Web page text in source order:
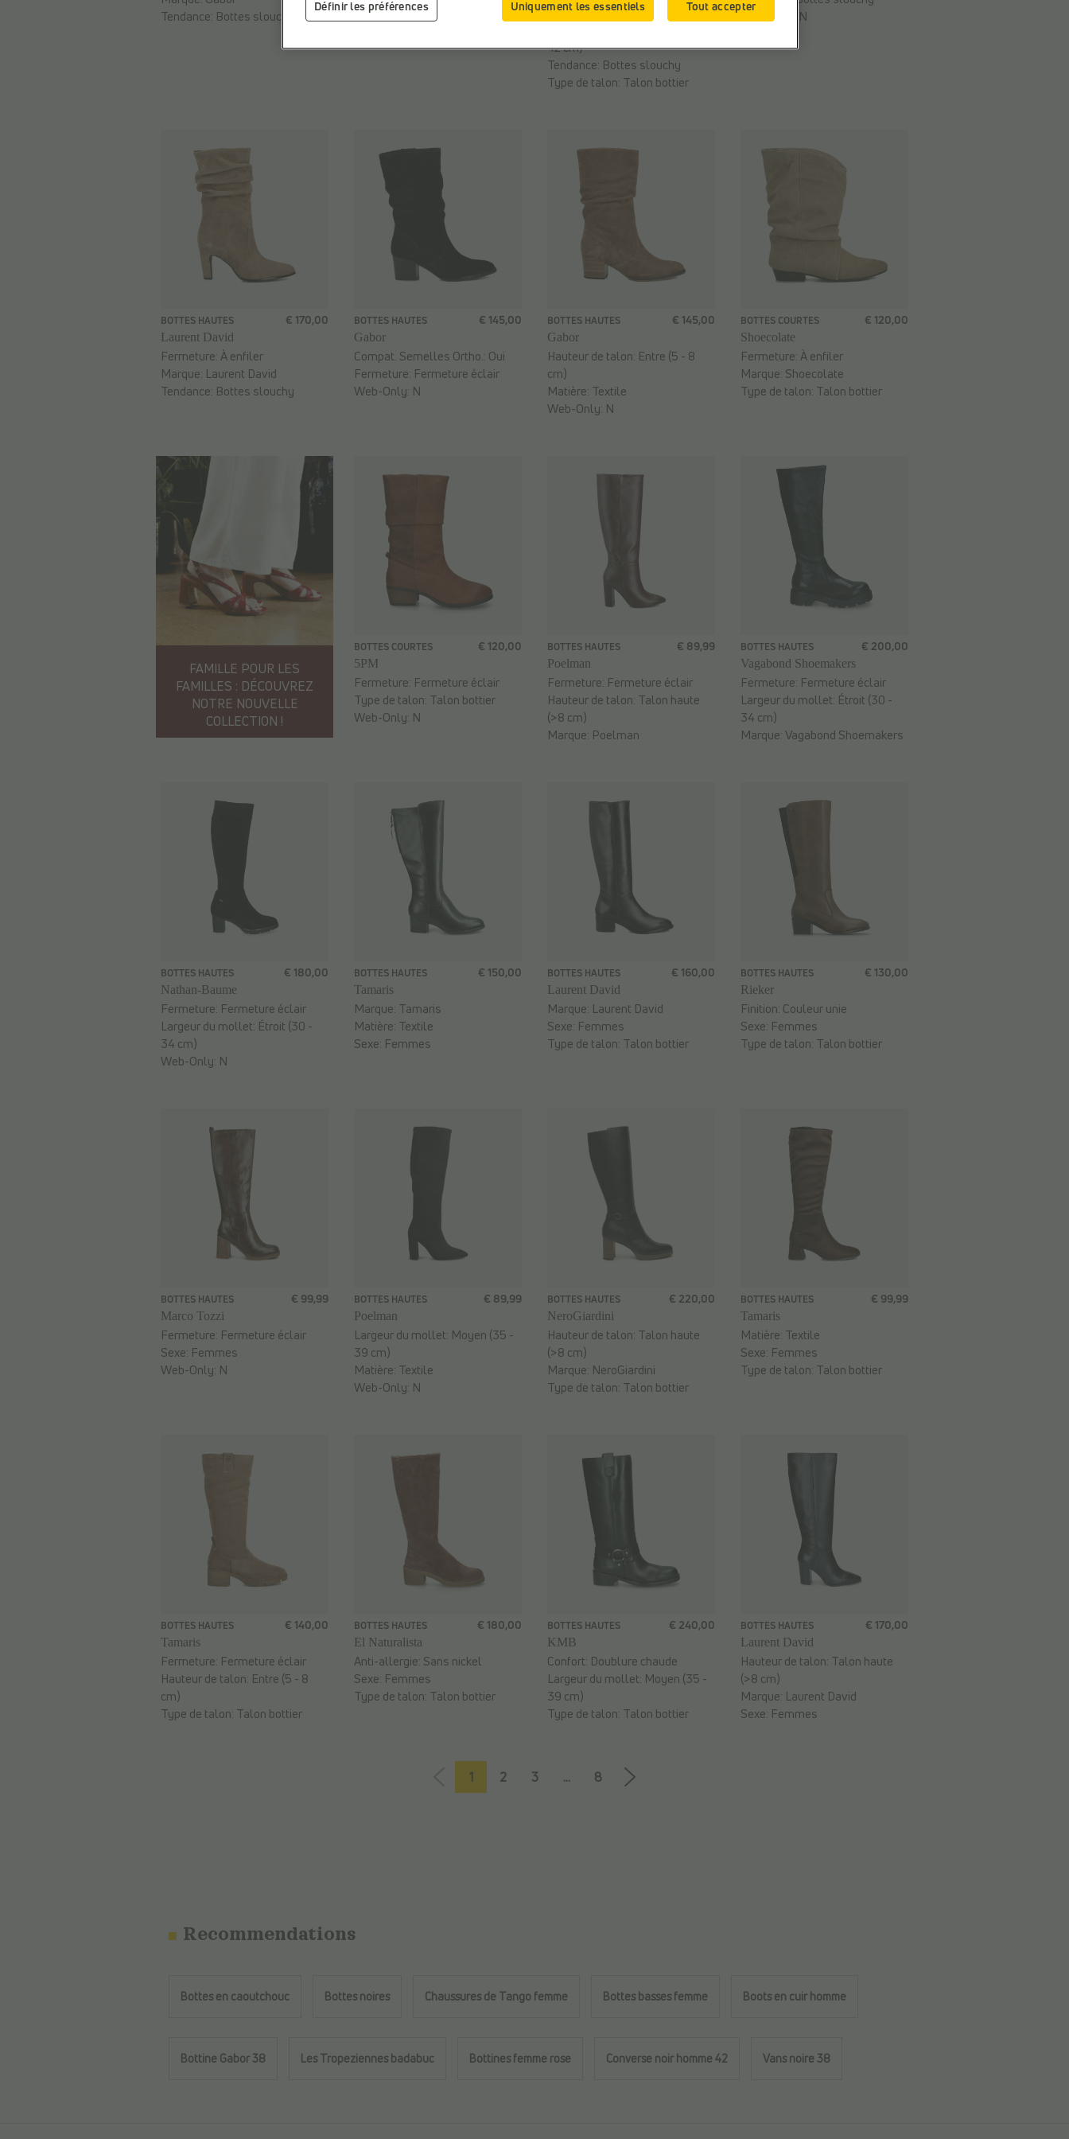
Tendance: Bottes slouchy
Tendance:
Bottes slouchy Prix le plus bas précédent: 62,99 €
42 cm)
Tendance: Bottes slouchy
Type de talon: Talon bottier
Web-Only: N
BOTTES HAUTES
Laurent David
€ 170,00
Fermeture:À enfiler
Marque: Laurent David
Tendance: Bottes slouchy
BOTTES HAUTES
Gabor
€ 145,00
Compat. Semelles Ortho.: Oui
Fermeture: Fermeture éclair
Web-Only: N
BOTTES HAUTES
Gabor
€ 145,00
Hauteur de talon: Entre (5 - 8
cm)
Matière: Textile
Web-Only: N
BOTTES COURTES
Shoecolate
€ 120,00
Fermeture:À enfiler
Marque: Shoecolate
Type de talon: Talon bottier
FAMILLE POUR LES
FAMILLES : DÉCOUVREZ
NOTRE NOUVELLE
COLLECTION !
BOTTES COURTES
5PM
€ 120,00
Fermeture: Fermeture éclair
Type de talon: Talon bottier
Web-Only: N
BOTTES HAUTES
Poelman
€ 89,99
Fermeture: Fermeture éclair
Hauteur de talon: Talon haute
(>8 cm)
Marque: Poelman
BOTTES HAUTES
Vagabond Shoemakers
€ 200,00
Fermeture: Fermeture éclair
Largeur du mollet: Étroit (30 -
34 cm)
Marque:Vagabond Shoemakers
BOTTES HAUTES
Nathan-Baume
€ 180,00
Fermeture: Fermeture éclair
Largeur du mollet: Étroit (30 -
34 cm)
Web-Only: N
BOTTES HAUTES
Tamaris
€ 150,00
Marque: Tamaris
Matière: Textile
Sexe: Femmes
BOTTES HAUTES
Laurent David
€ 160,00
Marque: Laurent David
Sexe: Femmes
Type de talon: Talon bottier
BOTTES HAUTES
Rieker
€ 130,00
Finition: Couleur unie
Sexe: Femmes
Type de talon: Talon bottier
BOTTES HAUTES
Marco Tozzi
€ 99,99
Fermeture: Fermeture éclair
Sexe: Femmes
Web-Only: N
BOTTES HAUTES
Poelman
€ 89,99
Largeur du mollet: Moyen (35 -
39 cm)
Matière: Textile
Web-Only: N
BOTTES HAUTES
NeroGiardini
€ 220,00
Hauteur de talon: Talon haute
(>8 cm)
Marque: NeroGiardini
Type de talon: Talon bottier
BOTTES HAUTES
Tamaris
€ 99,99
Matière: Textile
Sexe: Femmes
Type de talon: Talon bottier
BOTTES HAUTES
Tamaris
€ 140,00
Fermeture: Fermeture éclair
Hauteur de talon: Entre (5 - 8
cm)
Type de talon: Talon bottier
BOTTES HAUTES
El Naturalista
€ 180,00
Anti-allergie: Sans nickel
Sexe: Femmes
Type de talon: Talon bottier
BOTTES HAUTES
KMB
€ 240,00
Confort: Doublure chaude
Largeur du mollet: Moyen (35 -
39 cm)
Type de talon: Talon bottier
BOTTES HAUTES
Laurent David
€ 170,00
Hauteur de talon: Talon haute
(>8 cm)
Marque: Laurent David
Sexe: Femmes
1 2 3 ... 8
Recommendations
Bottes en caoutchouc Bottes noires Chaussures de Tango femme Bottes basses femme Boots en cuir homme
Bottine Gabor 38 Les Tropeziennes badabuc Bottines femme rose Converse noir homme 42 Vans noire 38
Définir les préférences Uniquement les essentiels Tout accepter